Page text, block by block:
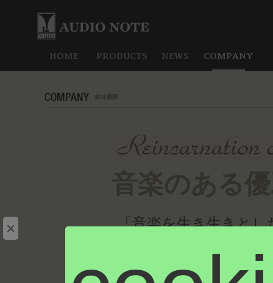
HOME PRODUCTS NEWS COMPANY
音楽のある
「音楽を生き生きと
この永遠のテーマを
×